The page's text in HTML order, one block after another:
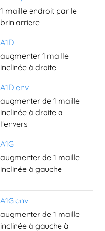
1 maille endroit par le
brin arrière
A1D
augmenter 1 maille
inclinée à droite
A1D env
augmenter de 1 maille
inclinée à droite à
l'envers
A1G
augmenter de 1 maille
inclinée à gauche
A1G env
augmenter de 1 maille
inclinée à gauche à